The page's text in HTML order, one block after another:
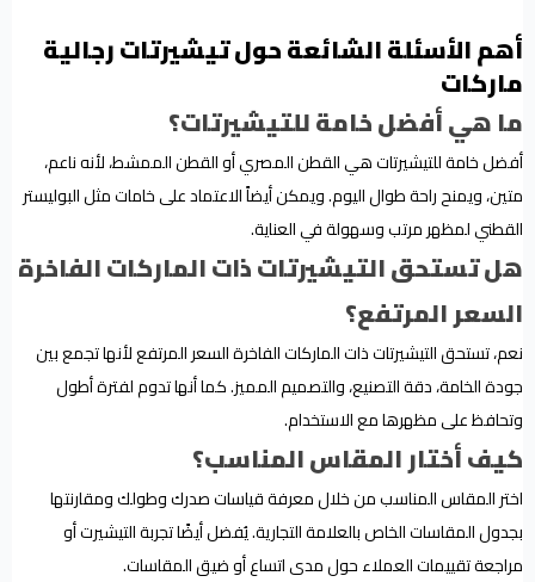
أهم الأسئلة الشائعة حول تيشيرتات رجالية
ماركات
ما هي أفضل خامة للتيشيرتات؟
أفضل خامة للتيشيرتات هي القطن المصري أو القطن الممشط، لأنه ناعم،
متين، ويمنح راحة طوال اليوم. ويمكن أيضاً الاعتماد على خامات مثل البوليستر
القطني لمظهر مرتب وسهولة في العناية.
هل تستحق التيشيرتات ذات الماركات الفاخرة
السعر المرتفع؟
نعم، تستحق التيشيرتات ذات الماركات الفاخرة السعر المرتفع لأنها تجمع بين
جودة الخامة، دقة التصنيع، والتصميم المميز. كما أنها تدوم لفترة أطول
وتحافظ على مظهرها مع الاستخدام.
كيف أختار المقاس المناسب؟
اختر المقاس المناسب من خلال معرفة قياسات صدرك وطولك ومقارنتها
بجدول المقاسات الخاص بالعلامة التجارية. يُفضل أيضًا تجربة التيشيرت أو
مراجعة تقييمات العملاء حول مدى اتساع أو ضيق المقاسات.